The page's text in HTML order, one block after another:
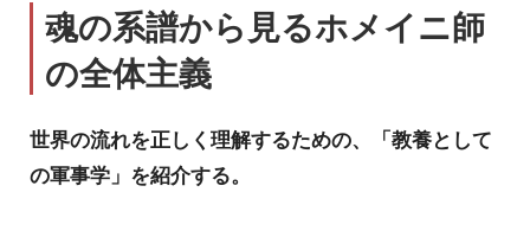
魂の系譜から見るホメイニ師
の全体主義
世界の流れを正しく理解するための、「教養として
の軍事学」を紹介する。